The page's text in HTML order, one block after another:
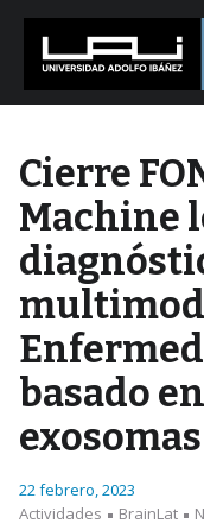
Cierre
Machine
basado
22 febrero, 2023
Actividades
BrainLat